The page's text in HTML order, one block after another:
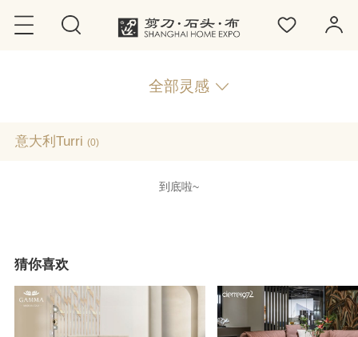
全部灵感
​意大利Turri(0)
到底啦~
猜你喜欢